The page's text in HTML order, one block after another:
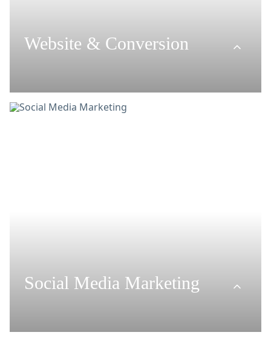
Website & Conversion
Development
Usability & Conversion-
Social Media Marketing
Social Media Ads